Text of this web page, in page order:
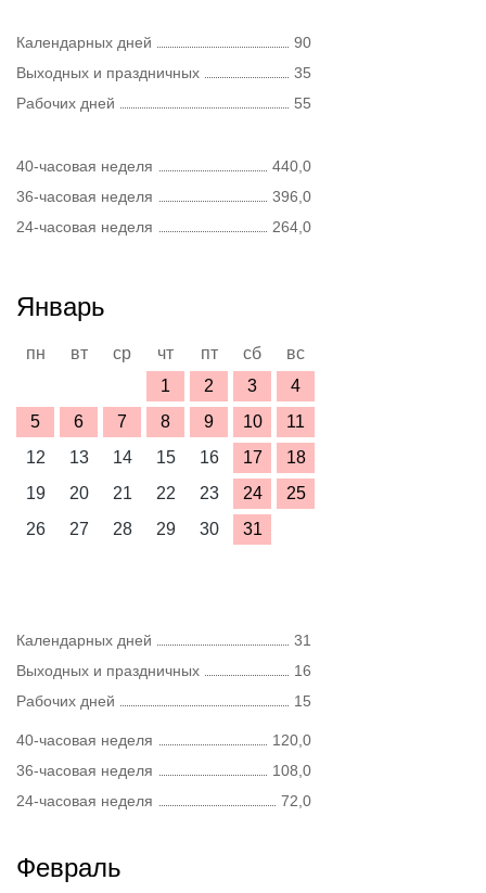
Календарных дней
90
Выходных и праздничных
35
Рабочих дней
55
40-часовая неделя
440,0
36-часовая неделя
396,0
24-часовая неделя
264,0
Январь
пн вт ср чт пт сб
вс
1
2 3
4
5
6 7 8 9 10
11
12
13 14 15 16 17
18
19
20 21 22 23 24
25
26
27 28 29 30 31
Календарных дней
31
Выходных и праздничных
16
Рабочих дней
15
40-часовая неделя
120,0
36-часовая неделя
108,0
24-часовая неделя
72,0
Февраль